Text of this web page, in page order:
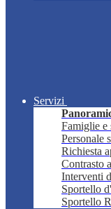
Servizi
Famiglie e
Personale
Richiesta
Contrasto
Interventi
Sportello
Sportello